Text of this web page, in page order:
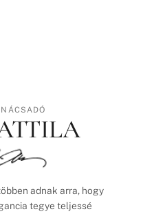
adnak arra, hogy
tegye teljessé